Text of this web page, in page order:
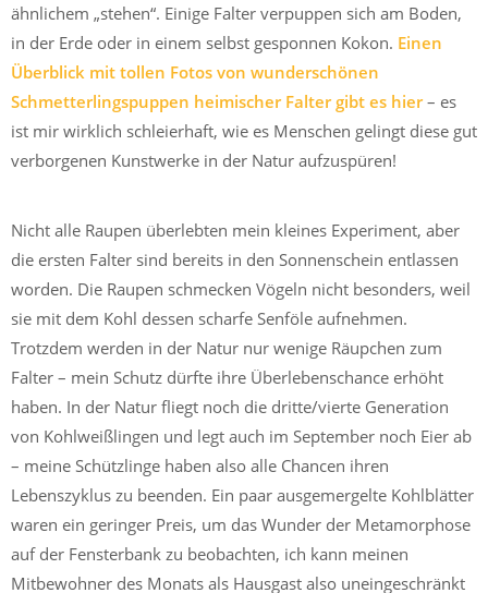
ähnlichem „stehen“. Einige Falter verpuppen sich am Boden,
in der Erde oder in einem selbst gesponnen Kokon. Einen
Überblick mit tollen Fotos von wunderschönen
Schmetterlingspuppen heimischer Falter gibt es hier– es
ist mir wirklich schleierhaft, wie es Menschen gelingt diese gut
verborgenen Kunstwerke in der Natur aufzuspüren!
Nicht alle Raupen überlebten mein kleines Experiment, aber
die ersten Falter sind bereits in den Sonnenschein entlassen
worden. Die Raupen schmecken Vögeln nicht besonders, weil
sie mit dem Kohl dessen scharfe Senföle aufnehmen.
Trotzdem werden in der Natur nur wenige Räupchen zum
Falter – mein Schutz dürfte ihre Überlebenschance erhöht
haben. In der Natur fliegt noch die dritte/vierte Generation
von Kohlweißlingen und legt auch im September noch Eier ab
– meine Schützlinge haben also alle Chancen ihren
Lebenszyklus zu beenden. Ein paar ausgemergelte Kohlblätter
waren ein geringer Preis, um das Wunder der Metamorphose
auf der Fensterbank zu beobachten, ich kann meinen
Mitbewohner des Monats als Hausgast also uneingeschränkt